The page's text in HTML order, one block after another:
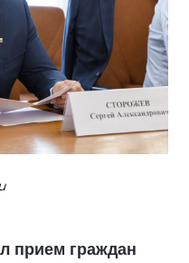
прием граждан